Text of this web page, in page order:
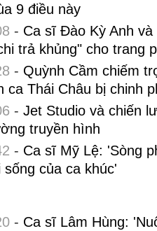
9 điều này
- Ca sĩ Đào Kỳ Anh
trả khủng" cho trang
- Quỳnh Cầm chiếm
ca Thái Châu bị chinh
- Jet Studio và chiến
truyền hình
- Ca sĩ Mỹ Lệ: 'Sòng
của ca khúc'
- Ca sĩ Lâm Hùng: